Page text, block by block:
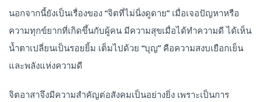
นอกจากนี้ยังเป็นเรื่องของ “จิตที่ไม่นิ่งดูดาย” เมื่อเจอปัญหาหรือ
ความทุกข์ยากที่เกิดขึ้นกับผู้คน มีความสุขเมื่อได้ทำความดี ได้เห็น
น้ำตาเปลี่ยนเป็นรอยยิ้ม เต็มไปด้วย “บุญ” คือความสงบเยือกเย็น
และพลังแห่งความดี
จิตอาสาจึงมีความสำคัญต่อสังคมเป็นอย่างยิ่ง เพราะเป็นการ